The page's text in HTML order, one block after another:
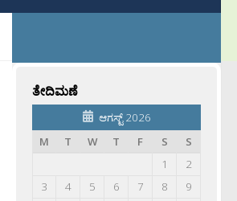
ತೇದಿಮಣೆ
ಆಗಸ್ಟ್ 2026
M
T W T F S
S
1
2
3
4 5 6 7 8
9